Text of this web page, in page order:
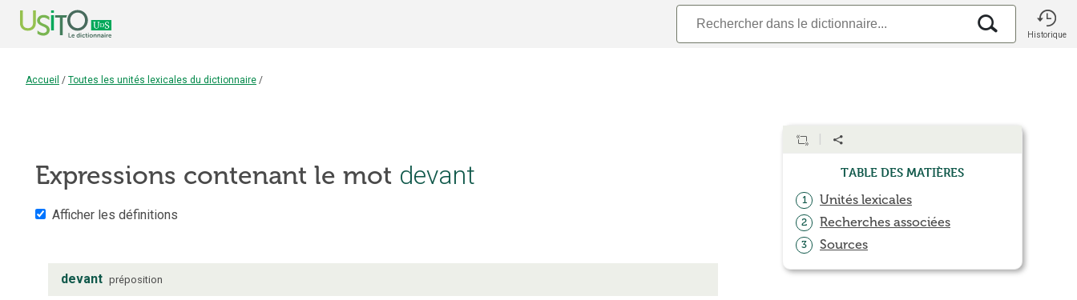
Historique
Accueil / Toutes les unités lexicales du dictionnaire /
Expressions contenant le mot devant
Afficher les définitions
devant préposition
Table des matières
1 Unités lexicales
2 Recherches associées
3 Sources